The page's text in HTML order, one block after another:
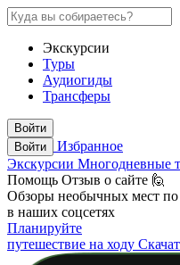
Экскурсии
Туры
Аудиогиды
Трансферы
Войти
Войти
Избранное
Экскурсии Многодневные
Помощь Отзыв о сайте 🙋
Обзоры необычных мест
в наших соцсетях
Планируйте
путешествие на ходу